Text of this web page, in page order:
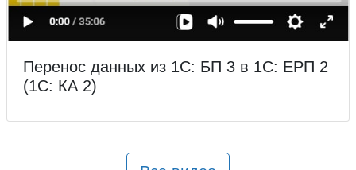
Перенос данных из 1С: БП 3 в 1С: ЕРП 2
(1С: КА 2)